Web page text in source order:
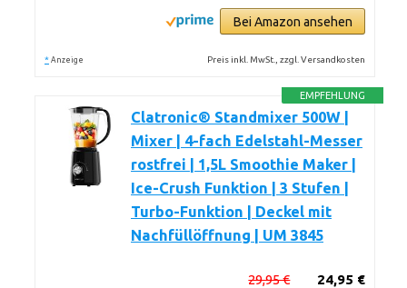
Bei Amazon ansehen
* Anzeige Preis inkl. MwSt., zzgl. Versandkosten
EMPFEHLUNG
Clatronic® Standmixer 500W |
Mixer | 4-fach Edelstahl-Messer
rostfrei | 1,5L Smoothie Maker |
Ice-Crush Funktion | 3 Stufen |
Turbo-Funktion | Deckel mit
Nachfüllöffnung | UM 3845
24,95 €
29,95 €